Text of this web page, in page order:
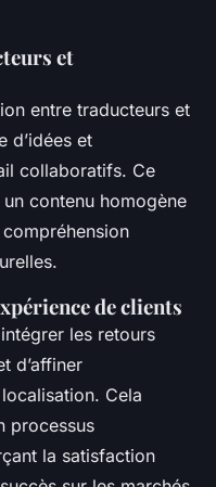
et
entre traducteurs et
d’idées et
collaboratifs. Ce
contenu homogène
de clients
les retours
d’affiner
Cela
processus
la satisfaction